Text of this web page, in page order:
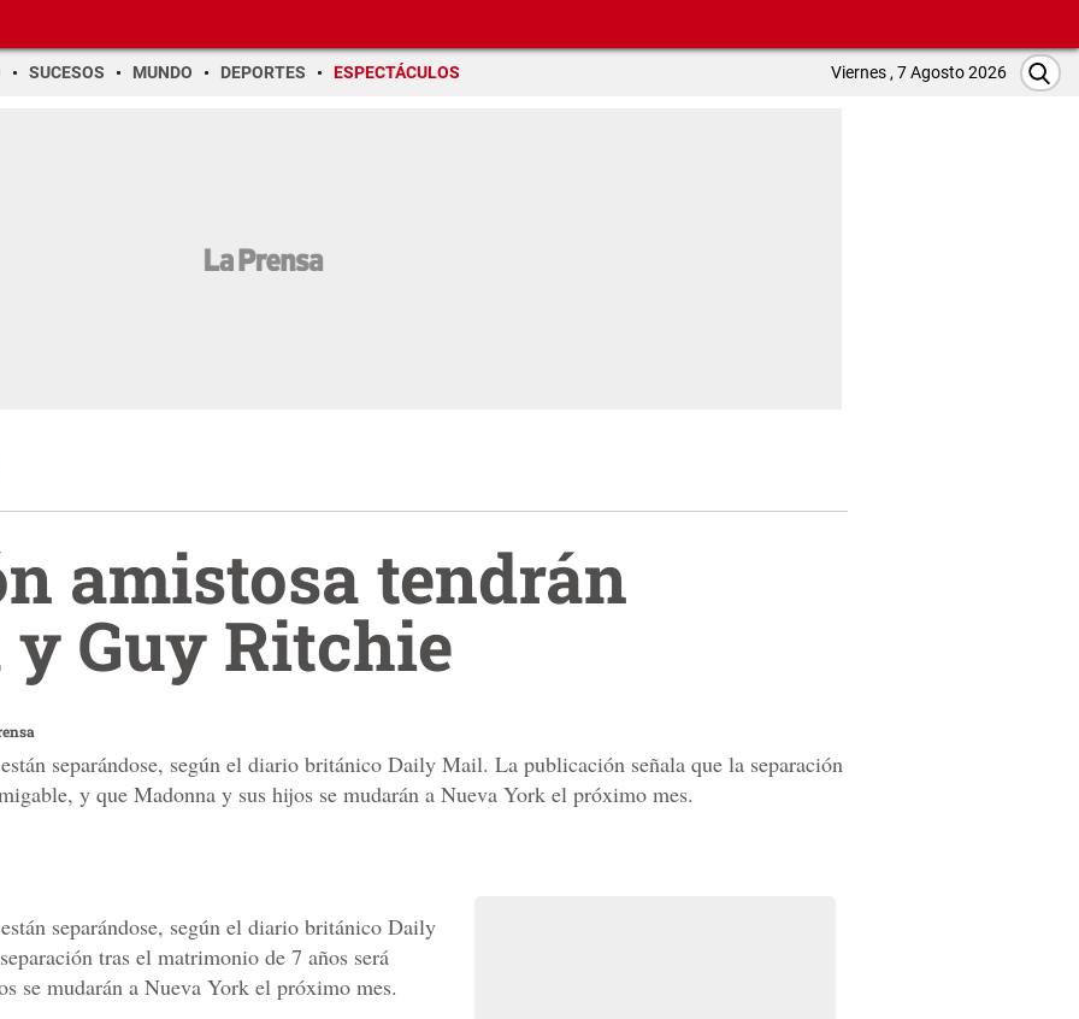
SUCESOS MUNDO DEPORTES ESPECTÁCULOS Viernes , 7 Agosto 2026
amistosa tendrán
Guy Ritchie
separándose, según el diario británico Daily Mail. La publicación señala que la separación
y que Madonna y sus hijos se mudarán a Nueva York el próximo mes.
separándose, según el diario británico Daily
tras el matrimonio de 7 años será
se mudarán a Nueva York el próximo mes.